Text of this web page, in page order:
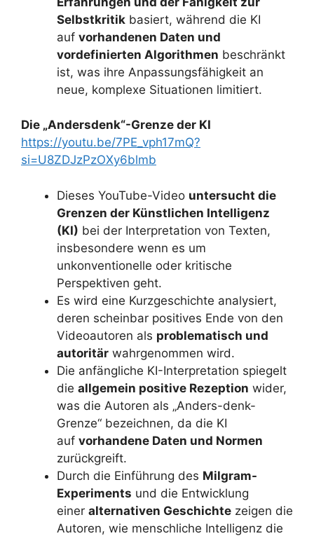
Selbstkritik basiert, während die KI
auf vorhandenen Daten und
vordefinierten Algorithmen beschränkt
ist, was ihre Anpassungsfähigkeit an
neue, komplexe Situationen limitiert.
Die „Andersdenk“-Grenze der KI
https://youtu.be/7PE_vph17mQ?
si=U8ZDJzPzOXy6blmb
Dieses YouTube-Video untersucht die
Grenzen der Künstlichen Intelligenz
(KI) bei der Interpretation von Texten,
insbesondere wenn es um
unkonventionelle oder kritische
Perspektiven geht.
Es wird eine Kurzgeschichte analysiert,
deren scheinbar positives Ende von den
Videoautoren als problematisch und
autoritär wahrgenommen wird.
Die anfängliche KI-Interpretation spiegelt
die allgemein positive Rezeption wider,
was die Autoren als „Anders-denk-
Grenze“ bezeichnen, da die KI
auf vorhandene Daten und Normen
zurückgreift.
Durch die Einführung des Milgram-
Experiments und die Entwicklung
einer alternativen Geschichte zeigen die
Autoren, wie menschliche Intelligenz die